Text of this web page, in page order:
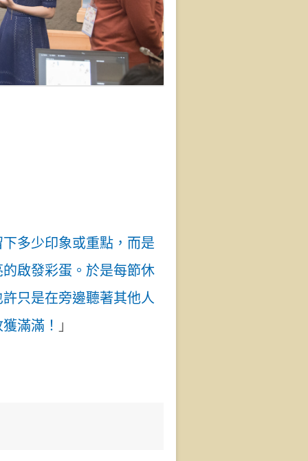
多少印象或重點，而是
啟發彩蛋。於是每節休
只是在旁邊聽著其他人
滿滿！
」